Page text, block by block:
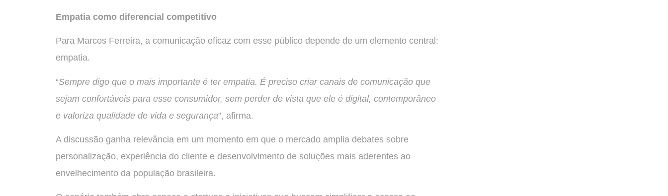
Empatia como diferencial competitivo
Para Marcos Ferreira, a comunicação eficaz com esse público depende de um elemento central:
empatia.
“Sempre digo que o mais importante é ter empatia. É preciso criar canais de comunicação que
sejam confortáveis para esse consumidor, sem perder de vista que ele é digital, contemporâneo
e valoriza qualidade de vida e segurança”, afirma.
A discussão ganha relevância em um momento em que o mercado amplia debates sobre
personalização, experiência do cliente e desenvolvimento de soluções mais aderentes ao
envelhecimento da população brasileira.